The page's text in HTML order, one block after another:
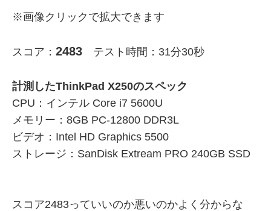
※画像クリックで拡大できます
スコア： 2483 テスト時間：31分30秒
計測したThinkPad X250のスペック
CPU：インテル Core i7 5600U
メモリー：8GB PC-12800 DDR3L
ビデオ：Intel HD Graphics 5500
ストレージ：SanDisk Extream PRO 240GB SSD
スコア2483っていいのか悪いのかよく分からな